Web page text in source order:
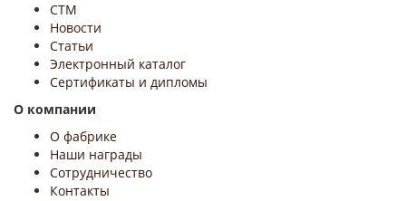
СТМ
Новости
Статьи
Электронный каталог
Сертификаты и дипломы
О компании
О фабрике
Наши награды
Сотрудничество
Контакты